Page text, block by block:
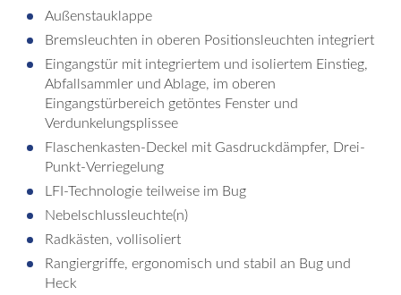
Außenstauklappe
Bremsleuchten in oberen Positionsleuchten integriert
Eingangstür mit integriertem und isoliertem Einstieg,
Abfallsammler und Ablage, im oberen
Eingangstürbereich getöntes Fenster und
Verdunkelungsplissee
Flaschenkasten-Deckel mit Gasdruckdämpfer, Drei-
Punkt-Verriegelung
LFI-Technologie teilweise im Bug
Nebelschlussleuchte(n)
Radkästen, vollisoliert
Rangiergriffe, ergonomisch und stabil an Bug und
Heck